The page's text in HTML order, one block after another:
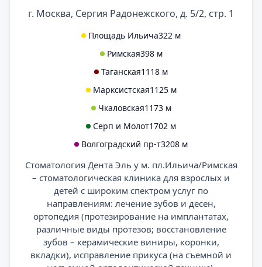
г. Москва, Сергия Радонежского, д. 5/2, стр. 1
Площадь Ильича322 м
Римская398 м
Таганская1118 м
Марксистская1125 м
Чкаловская1173 м
Серп и Молот1702 м
Волгоградский пр-т3208 м
Стоматология Дента Эль у м. пл.Ильича/Римская
– стоматологическая клиника для взрослых и
детей с широким спектром услуг по
направлениям: лечение зубов и десен,
ортопедия (протезирование на имплантатах,
различные виды протезов; восстановление
зубов – керамические виниры, коронки,
вкладки), исправление прикуса (на съемной и